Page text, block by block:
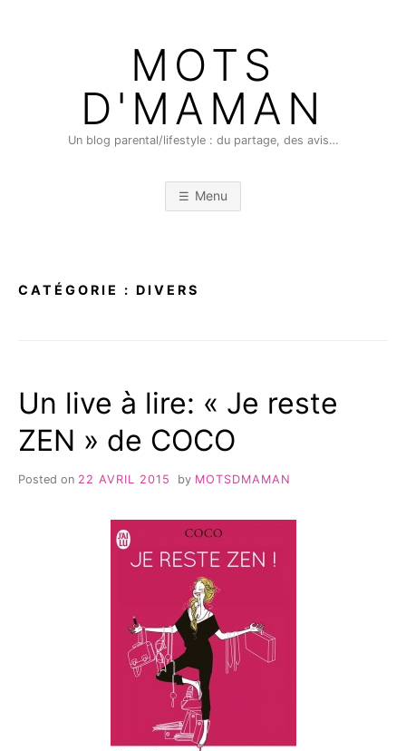
MOTS
D'MAMAN
Un blog parental/lifestyle : du partage, des avis…
Menu
CATÉGORIE : DIVERS
Un live à lire: « Je reste
ZEN » de COCO
Posted on 22 AVRIL 2015 by MOTSDMAMAN